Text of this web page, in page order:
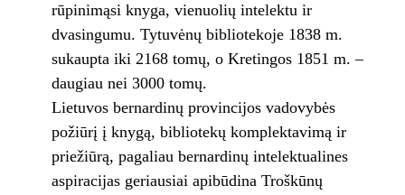
rūpinimąsi knyga, vienuolių intelektu ir
dvasingumu. Tytuvėnų bibliotekoje 1838 m.
sukaupta iki 2168 tomų, o Kretingos 1851 m. –
daugiau nei 3000 tomų.
Lietuvos bernardinų provincijos vadovybės
požiūrį į knygą, bibliotekų komplektavimą ir
priežiūrą, pagaliau bernardinų intelektualines
aspiracijas geriausiai apibūdina Troškūnų